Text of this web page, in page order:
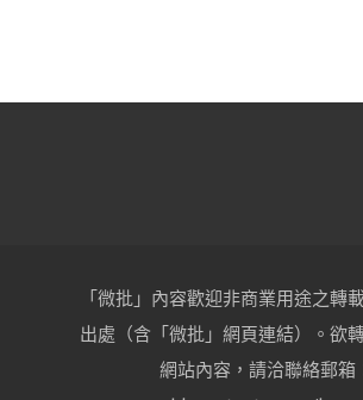
「微批」內容歡迎非商業用途之轉
出處（含「微批」網頁連結）。欲
網站內容，請洽聯絡郵箱